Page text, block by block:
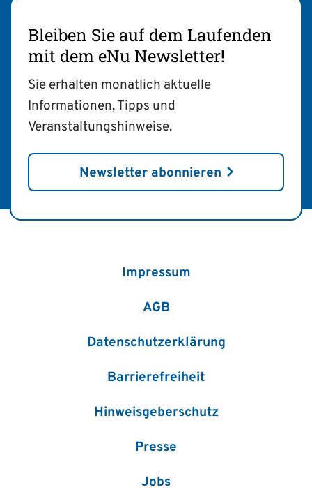
Bleiben Sie auf dem Laufenden
mit dem eNu Newsletter!
Sie erhalten monatlich aktuelle
Informationen, Tipps und
Veranstaltungshinweise.
Newsletter abonnieren
Impressum
AGB
Datenschutzerklärung
Barrierefreiheit
Hinweisgeberschutz
Presse
Jobs